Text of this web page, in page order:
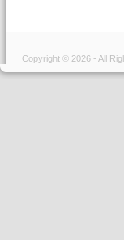
Copyright © 2026 - All